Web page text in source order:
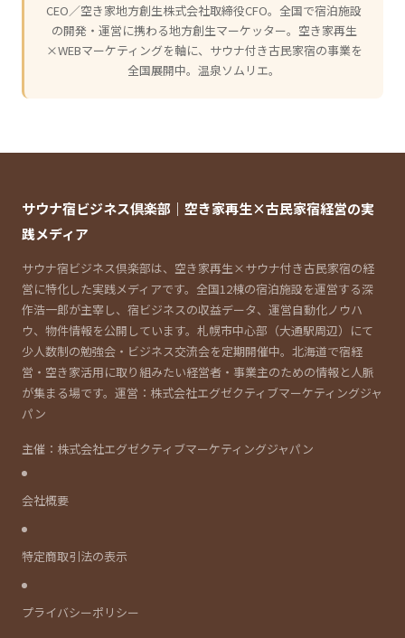
CEO／空き家地方創生株式会社取締役CFO。全国で宿泊施設
の開発・運営に携わる地方創生マーケッター。空き家再生
×WEBマーケティングを軸に、サウナ付き古民家宿の事業を
全国展開中。温泉ソムリエ。
サウナ宿ビジネス倶楽部｜空き家再生×古民家宿経営の実
践メディア
サウナ宿ビジネス倶楽部は、空き家再生×サウナ付き古民家宿の経
営に特化した実践メディアです。全国12棟の宿泊施設を運営する深
作浩一郎が主宰し、宿ビジネスの収益データ、運営自動化ノウハ
ウ、物件情報を公開しています。札幌市中心部（大通駅周辺）にて
少人数制の勉強会・ビジネス交流会を定期開催中。北海道で宿経
営・空き家活用に取り組みたい経営者・事業主のための情報と人脈
が集まる場です。運営：株式会社エグゼクティブマーケティングジャ
パン
主催：株式会社エグゼクティブマーケティングジャパン
会社概要
特定商取引法の表示
プライバシーポリシー